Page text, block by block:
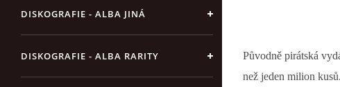
DISKOGRAFIE - ALBA JINÁ
DISKOGRAFIE - ALBA RARITY
Původně pirátská
než jeden milion kusů.